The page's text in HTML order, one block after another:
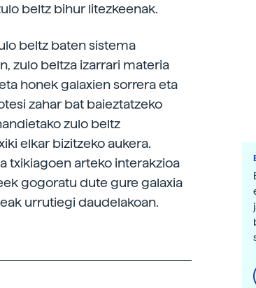
beltz bihur litezkeenak.
beltz baten sistema
zulo beltza izarrari materia
honek galaxien sorrera eta
zahar bat baieztatzeko
zulo beltz
elkar bizitzeko aukera.
txikiagoen arteko interakzioa
gogoratu dute gure galaxia
urrutiegi daudelakoan.